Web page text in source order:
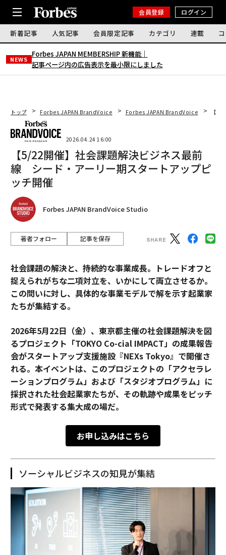
会員登録 ログイン
新着記事 人気記事 会員限定記事 カテゴリ 連載
NEWS
Forbes JAPAN MEMBERSHIP 新機能｜
記事ページ内の広告表示を最小限にしました
トップ Forbes JAPAN BrandVoice Forbes JAPAN BrandVoice 【5/
2026.04.24 16:00
【5/22開催】社会課題解決ビジネス最前
線 シード・アーリー期スタートアップピ
ッチ開催
Forbes JAPAN BrandVoice Studio
著者フォロー 記事を保存
社会課題の解決と、持続的な事業成長。トレードオフと
捉えられがちな二項対立を、いかにして両立させるか。
この問いに対し、具体的な事業モデルで解を示す起業家
たちが集結する。
2026年5月22日（金）、東京都主催の社会課題解決を図
るプロジェクト「TOKYO Co-cial IMPACT」の成果報告
会がスタートアップ支援施設『NEXs Tokyo』で開催さ
れる。本イベントは、このプロジェクトの「アクセラレ
ーションプログラム」および「スタジオプログラム」に
採択された社会起業家たちが、その軌跡や成果をピッチ
形式で発表する集大成の場だ。
お申し込みはこちら
ソーシャルビジネスの知見が集結